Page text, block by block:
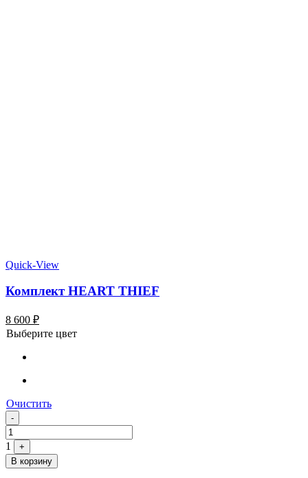
Quick-View
Комплект HEART THIEF
8 600 ₽
Выберите цвет
Очистить
Quantity
-
1
+
В корзину